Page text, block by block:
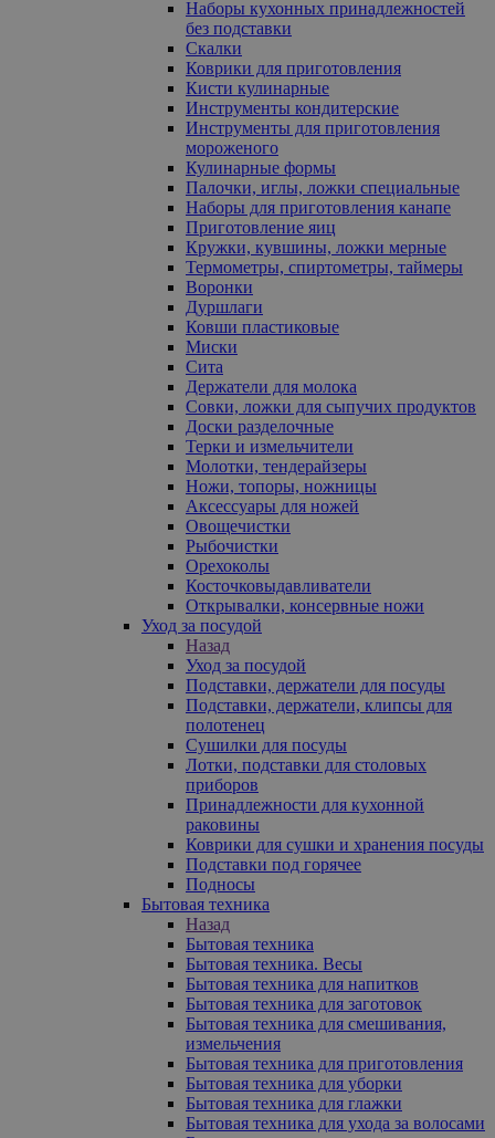
Наборы кухонных принадлежностей
без подставки
Скалки
Коврики для приготовления
Кисти кулинарные
Инструменты кондитерские
Инструменты для приготовления
мороженого
Кулинарные формы
Палочки, иглы, ложки специальные
Наборы для приготовления канапе
Приготовление яиц
Кружки, кувшины, ложки мерные
Термометры, спиртометры, таймеры
Воронки
Дуршлаги
Ковши пластиковые
Миски
Сита
Держатели для молока
Совки, ложки для сыпучих продуктов
Доски разделочные
Терки и измельчители
Молотки, тендерайзеры
Ножи, топоры, ножницы
Аксессуары для ножей
Овощечистки
Рыбочистки
Орехоколы
Косточковыдавливатели
Открывалки, консервные ножи
Уход за посудой
Назад
Уход за посудой
Подставки, держатели для посуды
Подставки, держатели, клипсы для
полотенец
Сушилки для посуды
Лотки, подставки для столовых
приборов
Принадлежности для кухонной
раковины
Коврики для сушки и хранения посуды
Подставки под горячее
Подносы
Бытовая техника
Назад
Бытовая техника
Бытовая техника. Весы
Бытовая техника для напитков
Бытовая техника для заготовок
Бытовая техника для смешивания,
измельчения
Бытовая техника для приготовления
Бытовая техника для уборки
Бытовая техника для глажки
Бытовая техника для ухода за волосами